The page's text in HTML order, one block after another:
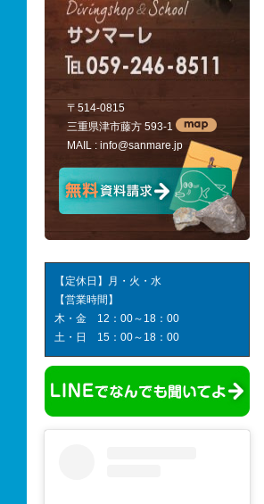
〒514-0815
三重県津市藤方 593-1
MAIL : info@sanmare.jp
【定休日】月・火・水
【営業時間】
木・金 12：00～18：00
土・日 15：00～18：00